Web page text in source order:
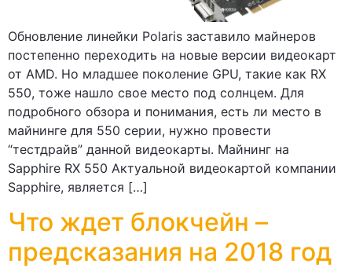
Обновление линейки Polaris заставило майнеров
постепенно переходить на новые версии видеокарт
от AMD. Но младшее поколение GPU, такие как RX
550, тоже нашло свое место под солнцем. Для
подробного обзора и понимания, есть ли место в
майнинге для 550 серии, нужно провести
“тестдрайв” данной видеокарты. Майнинг на
Sapphire RX 550 Актуальной видеокартой компании
Sapphire, является […]
Что ждет блокчейн –
предсказания на 2018 год